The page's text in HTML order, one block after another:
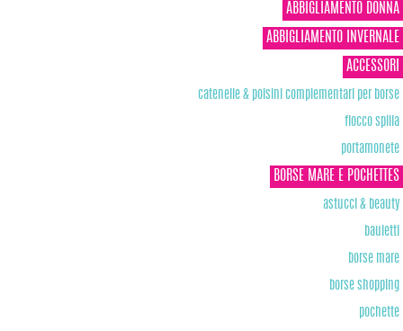
ABBIGLIAMENTO DONNA
ABBIGLIAMENTO INVERNALE
ACCESSORI
catenelle & polsini complementari per borse
fiocco spilla
portamonete
BORSE MARE E POCHETTES
astucci & beauty
bauletti
borse mare
borse shopping
pochette